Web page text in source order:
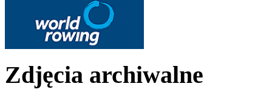
Zdjęcia archiwalne